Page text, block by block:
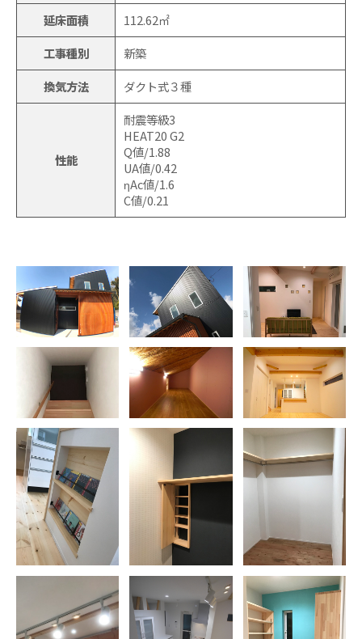
延床面積
112.62㎡
工事種別
新築
換気方法
ダクト式３種
性能
耐震等級3
HEAT20 G2
Q値/1.88
UA値/0.42
ηAc値/1.6
C値/0.21​​